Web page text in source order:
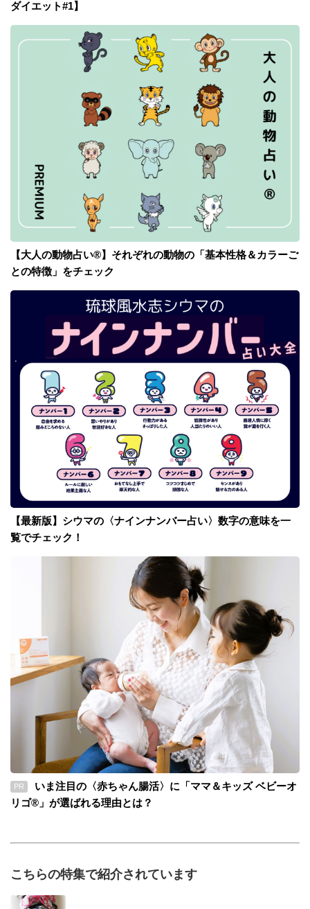
ダイエット#1】
【大人の動物占い®】それぞれの動物の「基本性格＆カラーご
との特徴」をチェック
【最新版】シウマの〈ナインナンバー占い〉数字の意味を一
覧でチェック！
PR
いま注目の〈赤ちゃん腸活〉に「ママ＆キッズ ベビーオ
リゴ®」が選ばれる理由とは？
こちらの特集で紹介されています